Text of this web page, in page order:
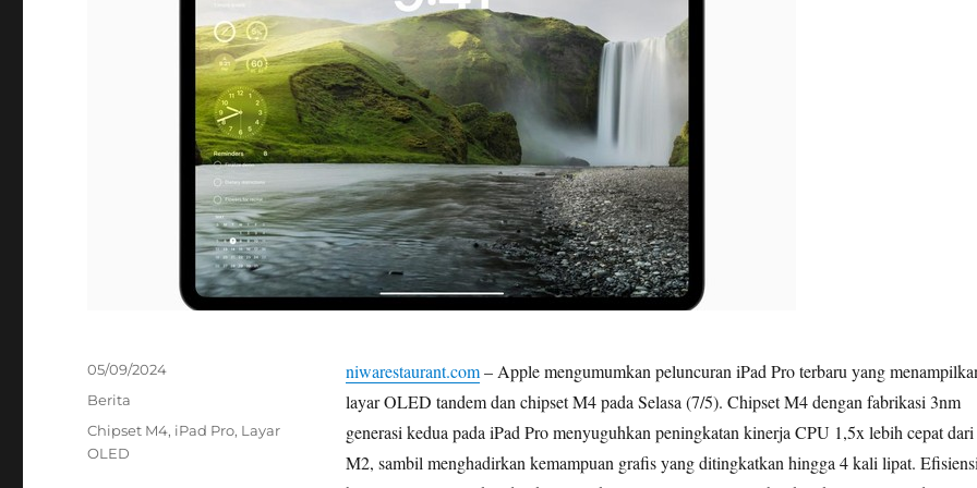
niwarestaurant.com– Apple mengumumkan peluncuran iPad Pro terbaru yang
layar OLED tandem dan chipset M4 pada Selasa (7/5). Chipset M4 dengan fabrikasi 3nm
generasi kedua pada iPad Pro menyuguhkan peningkatan kinerja CPU 1,5x lebih cepat dari
M2, sambil menghadirkan kemampuan grafis yang ditingkatkan hingga 4 kali lipat.
Posted
05/09/2024
Categories
Berita
Tags
Chipset M4, iPad Pro, Layar
OLED